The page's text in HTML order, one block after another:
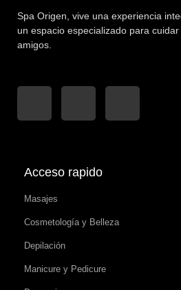
Spa Origen, vive una experiencia
un espacio especializado para
amigos.
Acceso rapido
Masajes
Cosmetología y Belleza
Depilación
Manicure y Pedicure